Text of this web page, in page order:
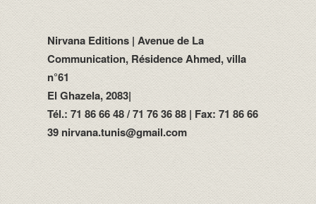
Nirvana Editions | Avenue de La
Communication, Résidence Ahmed, villa
n°61
El Ghazela, 2083|
Tél.: 71 86 66 48 / 71 76 36 88 | Fax: 71 86 66
39 nirvana.tunis@gmail.com